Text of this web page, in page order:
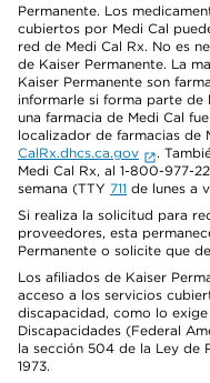
Permanente. Los
cubiertos por Medi Cal
red de Medi Cal Rx. No es
de Kaiser Permanente. La
Kaiser Permanente son
informarle si forma parte de
una farmacia de Medi Cal
localizador de farmacias de
CalRx.dhcs.ca.gov
.
Medi Cal Rx, al 1-800-977-
semana (TTY 711 de lunes a
Si realiza la solicitud para
proveedores, esta
Permanente o solicite que
Los afiliados de Kaiser
acceso a los servicios
discapacidad, como lo
Discapacidades (Federal
la sección 504 de la Ley de
1973.